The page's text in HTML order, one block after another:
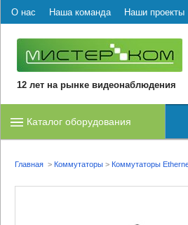
О нас Наша команда Наши проекты
12 лет на рынке видеонаблюдения
Каталог оборудования
Главная > Коммутаторы > Коммутаторы